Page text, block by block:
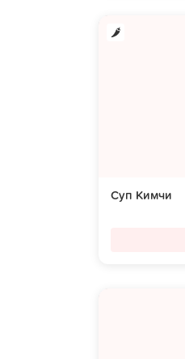
Суп Кимчи